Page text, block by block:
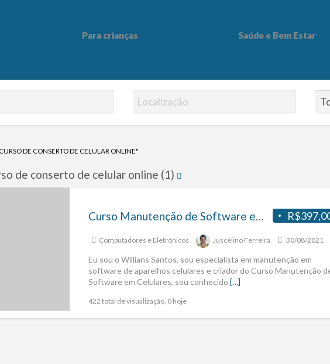
Para crianças Saúde e Bem Estar
DE CONSERTO DE CELULAR ONLINE"
de conserto de celular online (1)
Curso Manutenção de Software em Celulares
Computadores e Eletrônicos Juscelino Ferreira 30/08/2021
Eu sou o Willians Santos, sou especialista em manutenção em
software de aparelhos celulares e criador do Curso Manutenção
Software em Celulares, sou conhecido […]
422 total de visualização, 0 hoje